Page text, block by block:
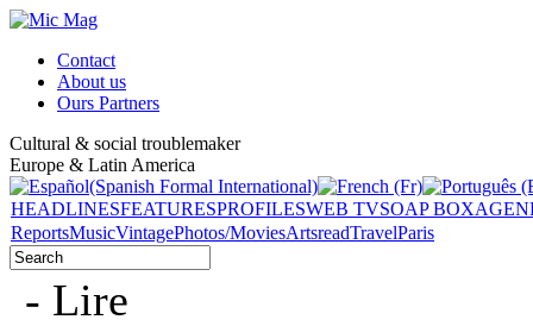
Contact
About us
Ours Partners
Cultural & social troublemaker
Europe & Latin America
HEADLINESFEATURESPROFILESWEB TVSOAP BOX
ReportsMusicVintagePhotos/MoviesArtsreadTravelParis
- Lire